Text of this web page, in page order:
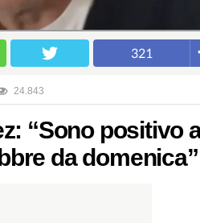
321
24.843
“Sono positivo
da domenica”